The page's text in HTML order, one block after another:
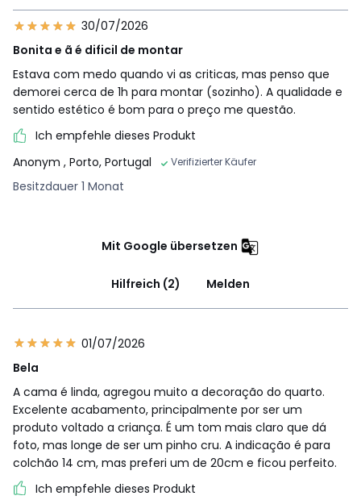
30/07/2026
Bonita e ã é dificil de montar
Estava com medo quando vi as criticas, mas penso que
demorei cerca de 1h para montar (sozinho). A qualidade e
sentido estético é bom para o preço me questão.
Ich empfehle dieses Produkt
Anonym , Porto, Portugal Verifizierter Käufer
Besitzdauer 1 Monat
Mit Google übersetzen
Hilfreich (2) Melden
01/07/2026
Bela
A cama é linda, agregou muito a decoração do quarto.
Excelente acabamento, principalmente por ser um
produto voltado a criança. É um tom mais claro que dá
foto, mas longe de ser um pinho cru. A indicação é para
colchão 14 cm, mas preferi um de 20cm e ficou perfeito.
Ich empfehle dieses Produkt